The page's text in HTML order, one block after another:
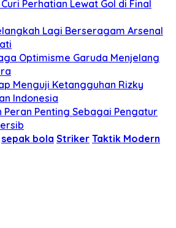
Perhatian Lewat Gol di Final
Lagi Berseragam Arsenal
Optimisme Garuda Menjelang
Menguji Ketangguhan Rizky
Indonesia
Peran Penting Sebagai Pengatur
sepak bola Striker Taktik Modern